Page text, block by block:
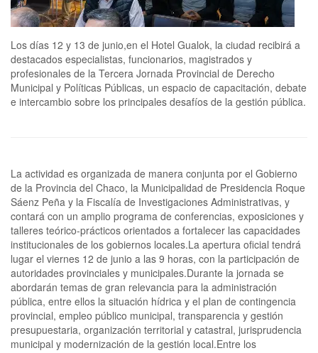
Los días 12 y 13 de junio,en el Hotel Gualok, la ciudad recibirá a
destacados especialistas, funcionarios, magistrados y
profesionales de la Tercera Jornada Provincial de Derecho
Municipal y Políticas Públicas, un espacio de capacitación, debate
e intercambio sobre los principales desafíos de la gestión pública.
La actividad es organizada de manera conjunta por el Gobierno
de la Provincia del Chaco, la Municipalidad de Presidencia Roque
Sáenz Peña y la Fiscalía de Investigaciones Administrativas, y
contará con un amplio programa de conferencias, exposiciones y
talleres teórico-prácticos orientados a fortalecer las capacidades
institucionales de los gobiernos locales.La apertura oficial tendrá
lugar el viernes 12 de junio a las 9 horas, con la participación de
autoridades provinciales y municipales.Durante la jornada se
abordarán temas de gran relevancia para la administración
pública, entre ellos la situación hídrica y el plan de contingencia
provincial, empleo público municipal, transparencia y gestión
presupuestaria, organización territorial y catastral, jurisprudencia
municipal y modernización de la gestión local.Entre los